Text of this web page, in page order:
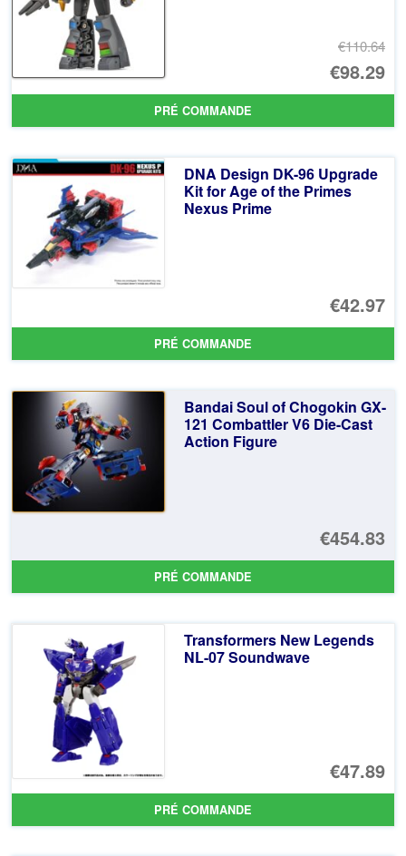
€110.64
Le
€98.29
Le
PRÉ COMMANDE
DNA Design DK-96 Upgrade
Kit for Age of the Primes
Nexus Prime
€42.97
PRÉ COMMANDE
Bandai Soul of Chogokin GX-
121 Combattler V6 Die-Cast
Action Figure
€454.83
PRÉ COMMANDE
Transformers New Legends
NL-07 Soundwave
€47.89
PRÉ COMMANDE